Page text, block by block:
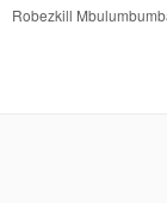
Robezkill